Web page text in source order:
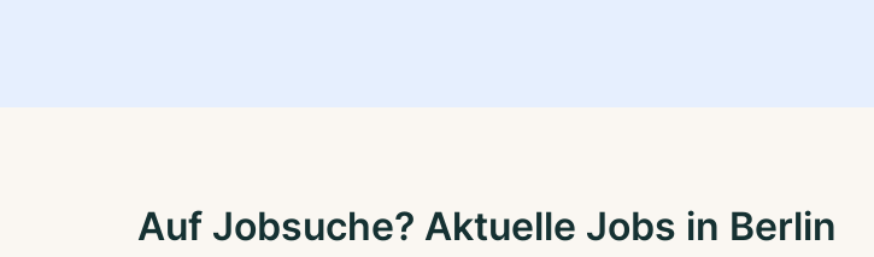
Auf Jobsuche? Aktuelle Jobs in Berlin